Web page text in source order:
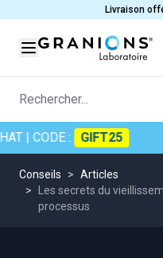
Livraison
Rechercher...
: GIFT25
Conseils > Articles
>
Les secrets du
processus